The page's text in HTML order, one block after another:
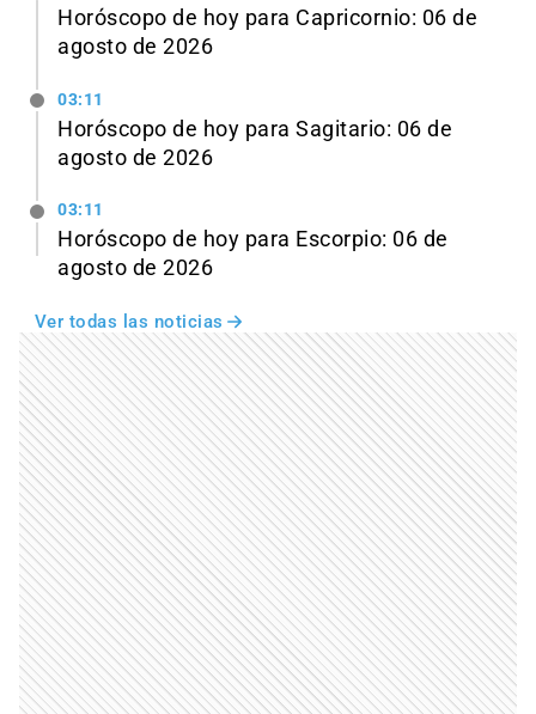
Horóscopo de hoy para Capricornio: 06 de
agosto de 2026
03:11
Horóscopo de hoy para Sagitario: 06 de
agosto de 2026
03:11
Horóscopo de hoy para Escorpio: 06 de
agosto de 2026
Ver todas las noticias